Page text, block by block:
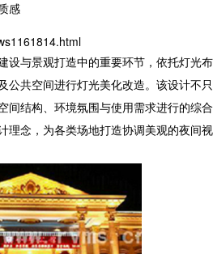
感
设与景观打造中的重要环节，依托灯光布
公共空间进行灯光美化改造。该设计不只
间结构、环境氛围与使用需求进行的综合
理念，为各类场地打造协调美观的夜间视